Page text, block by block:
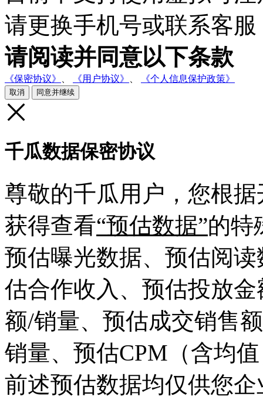
请更换手机号或联系客服
请阅读并同意以下条款
《保密协议》 《用户协议》 《个人信息保护政策》
取消 同意并继续
千瓜数据保密协议
尊敬的千瓜用户，您根
获得查看“预估数据”的特
预估曝光数据、预估阅
估合作收入、预估投放
额/销量、预估成交销售
销量、预估CPM（含均
前述预估数据均仅供您